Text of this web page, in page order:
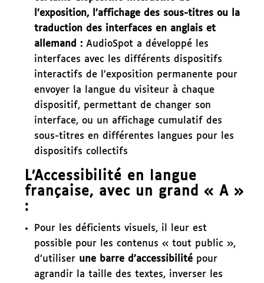
l’exposition, l’affichage des sous-titres ou la
traduction des interfaces en anglais et
allemand : AudioSpot a développé les
interfaces avec les différents dispositifs
interactifs de l’exposition permanente pour
envoyer la langue du visiteur à chaque
dispositif, permettant de changer son
interface, ou un affichage cumulatif des
sous-titres en différentes langues pour les
dispositifs collectifs
L’Accessibilité en langue
française, avec un grand « A »
:
Pour les déficients visuels, il leur est
possible pour les contenus « tout public »,
d’utiliser une barre d’accessibilitépour
agrandir la taille des textes, inverser les